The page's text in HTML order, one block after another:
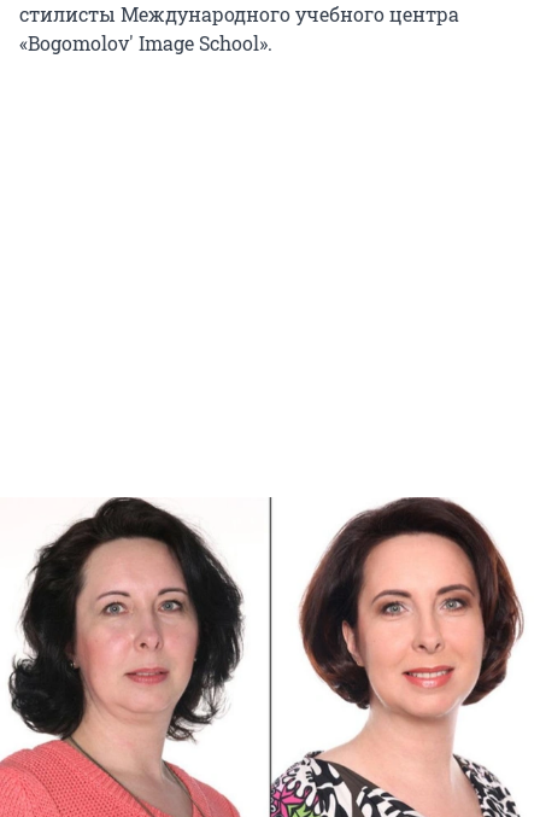
стилисты Международного учебного центра
«Bogomolov' Image School».